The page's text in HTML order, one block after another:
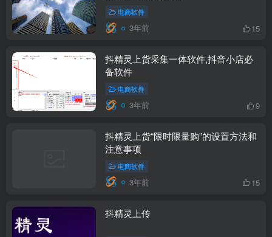
电商软件
3年前 15
抖精灵上货采集一体软件,抖音小店必
备软件
电商软件
3年前 9
抖精灵上货“限时限量购”的设置方法和
注意事项
电商软件
3年前 15
抖精灵上传